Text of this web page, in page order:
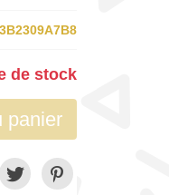
de stock
panier